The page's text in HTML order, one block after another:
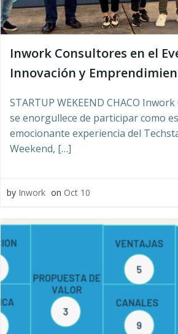
Inwork Consultores en el
Innovación y
STARTUP WEKEEND CHACO
se enorgullece de participar como
emocionante experiencia del
Weekend, […]
by Inwork on Oct 10